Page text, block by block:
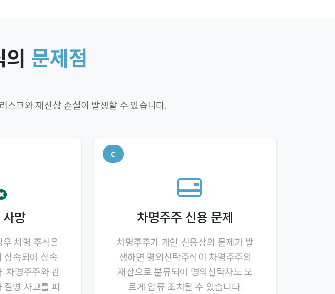
문제점
스크와 재산상 손실이 발생할 수 있습니다.
망
차명 주식은
상속되어 상속
차명주주와 관
질병 사고를 피
C
차명주주 신용 문제
차명주주가 개인 신용상의 문제가 발
생하면 명의신탁주식이 차명주주의
재산으로 분류되어 명의신탁자도 모
르게 압류 조치될 수 있습니다.